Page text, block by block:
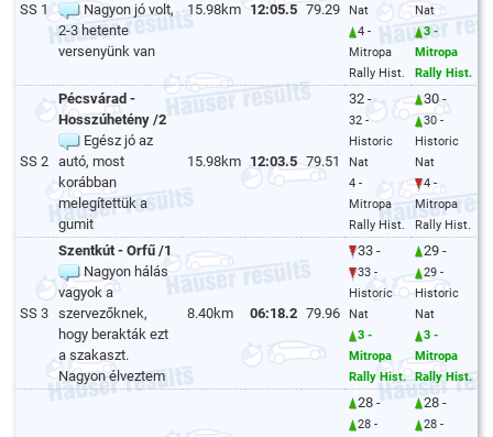
SS 1
Nagyon jó volt,
2-3 hetente
versenyünk van
15.98km 12:05.5 79.29
Nat
4 -
Mitropa
Rally Hist.
Nat
3 -
Mitropa
Rally Hist.
SS 2
Pécsvárad -
Hosszúhetény /2
Egész jó az
autó, most
korábban
melegítettük a
gumit
15.98km 12:03.5 79.51
32 -
32 -
Historic
Nat
4 -
Mitropa
Rally Hist.
30 -
30 -
Historic
Nat
4 -
Mitropa
Rally Hist.
SS 3
Szentkút - Orfű /1
Nagyon hálás
vagyok a
szervezőknek,
hogy berakták ezt
a szakaszt.
Nagyon élveztem
8.40km 06:18.2 79.96
33 -
33 -
Historic
Nat
3 -
Mitropa
Rally Hist.
29 -
29 -
Historic
Nat
3 -
Mitropa
Rally Hist.
28 -
28 -
28 -
28 -